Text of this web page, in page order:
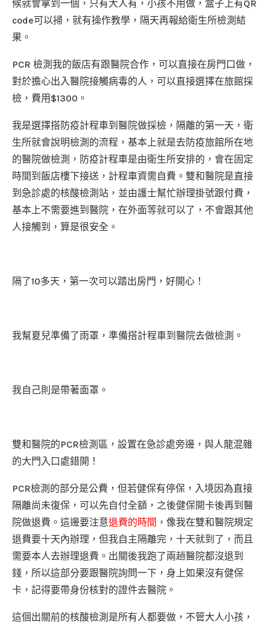
候就會拿到一個，只有大人有，小孩不用做，盒子上有QR
code可以掃，就有操作教學，隔天再報給衛生所檢測結
果。
PCR 檢測我的飯店有跟醫院合作，可以直接在房門口做，
對於擔心出入醫院接觸病毒的人，可以直接選擇在旅館採
檢，費用$1300。
我是選擇搭防疫計程車到醫院做採檢，隔離的第一天，衛
生所就會說明檢測的流程，基本上就是去防疫旅館所在地
的醫院做檢測，防疫計程車是由衛生所安排的，會在固定
時間到飯店樓下接送，計程車資需自費。雙和醫院是直接
到急診處的核酸檢測站，並由護士幫忙辦理掛號跟付費，
基本上不需要進到醫院，在外面等就可以了，不會跟其他
人接觸到，算是很安全。
隔了10多天，第一次可以踏出房門，好開心！
我幫夏兒準備了雨罩，準備搭計程車到醫院去做檢測。
我自己則是帶著面罩。
雙和醫院的PCR檢測區，設置在急診處旁邊，與人龍混雜
的大門入口處錯開！
PCR檢測的部分是公費，但若健保有停保，入境因為直接
隔離尚未復保，可以先自付全額，之後健保開卡後再到醫
院做退費。這邊要注意退費的時間 ，像我在雙和醫院規定
退費要十天內辦理，但我自主隔離完，十天就到了，而且
需要本人去辦理退費。出關後我跑了兩趟醫院都沒退到
錢，所以這部分要跟醫院詢問一下，身上如果沒有健保
卡，記得要帶身份核對的證件去醫院。
這個出關前的核酸檢測是所有人都要做，不管大人小孩，